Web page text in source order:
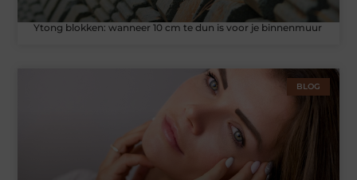
Ytong blokken: wanneer 10 cm te dun is voor je binnenmuur
BLOG